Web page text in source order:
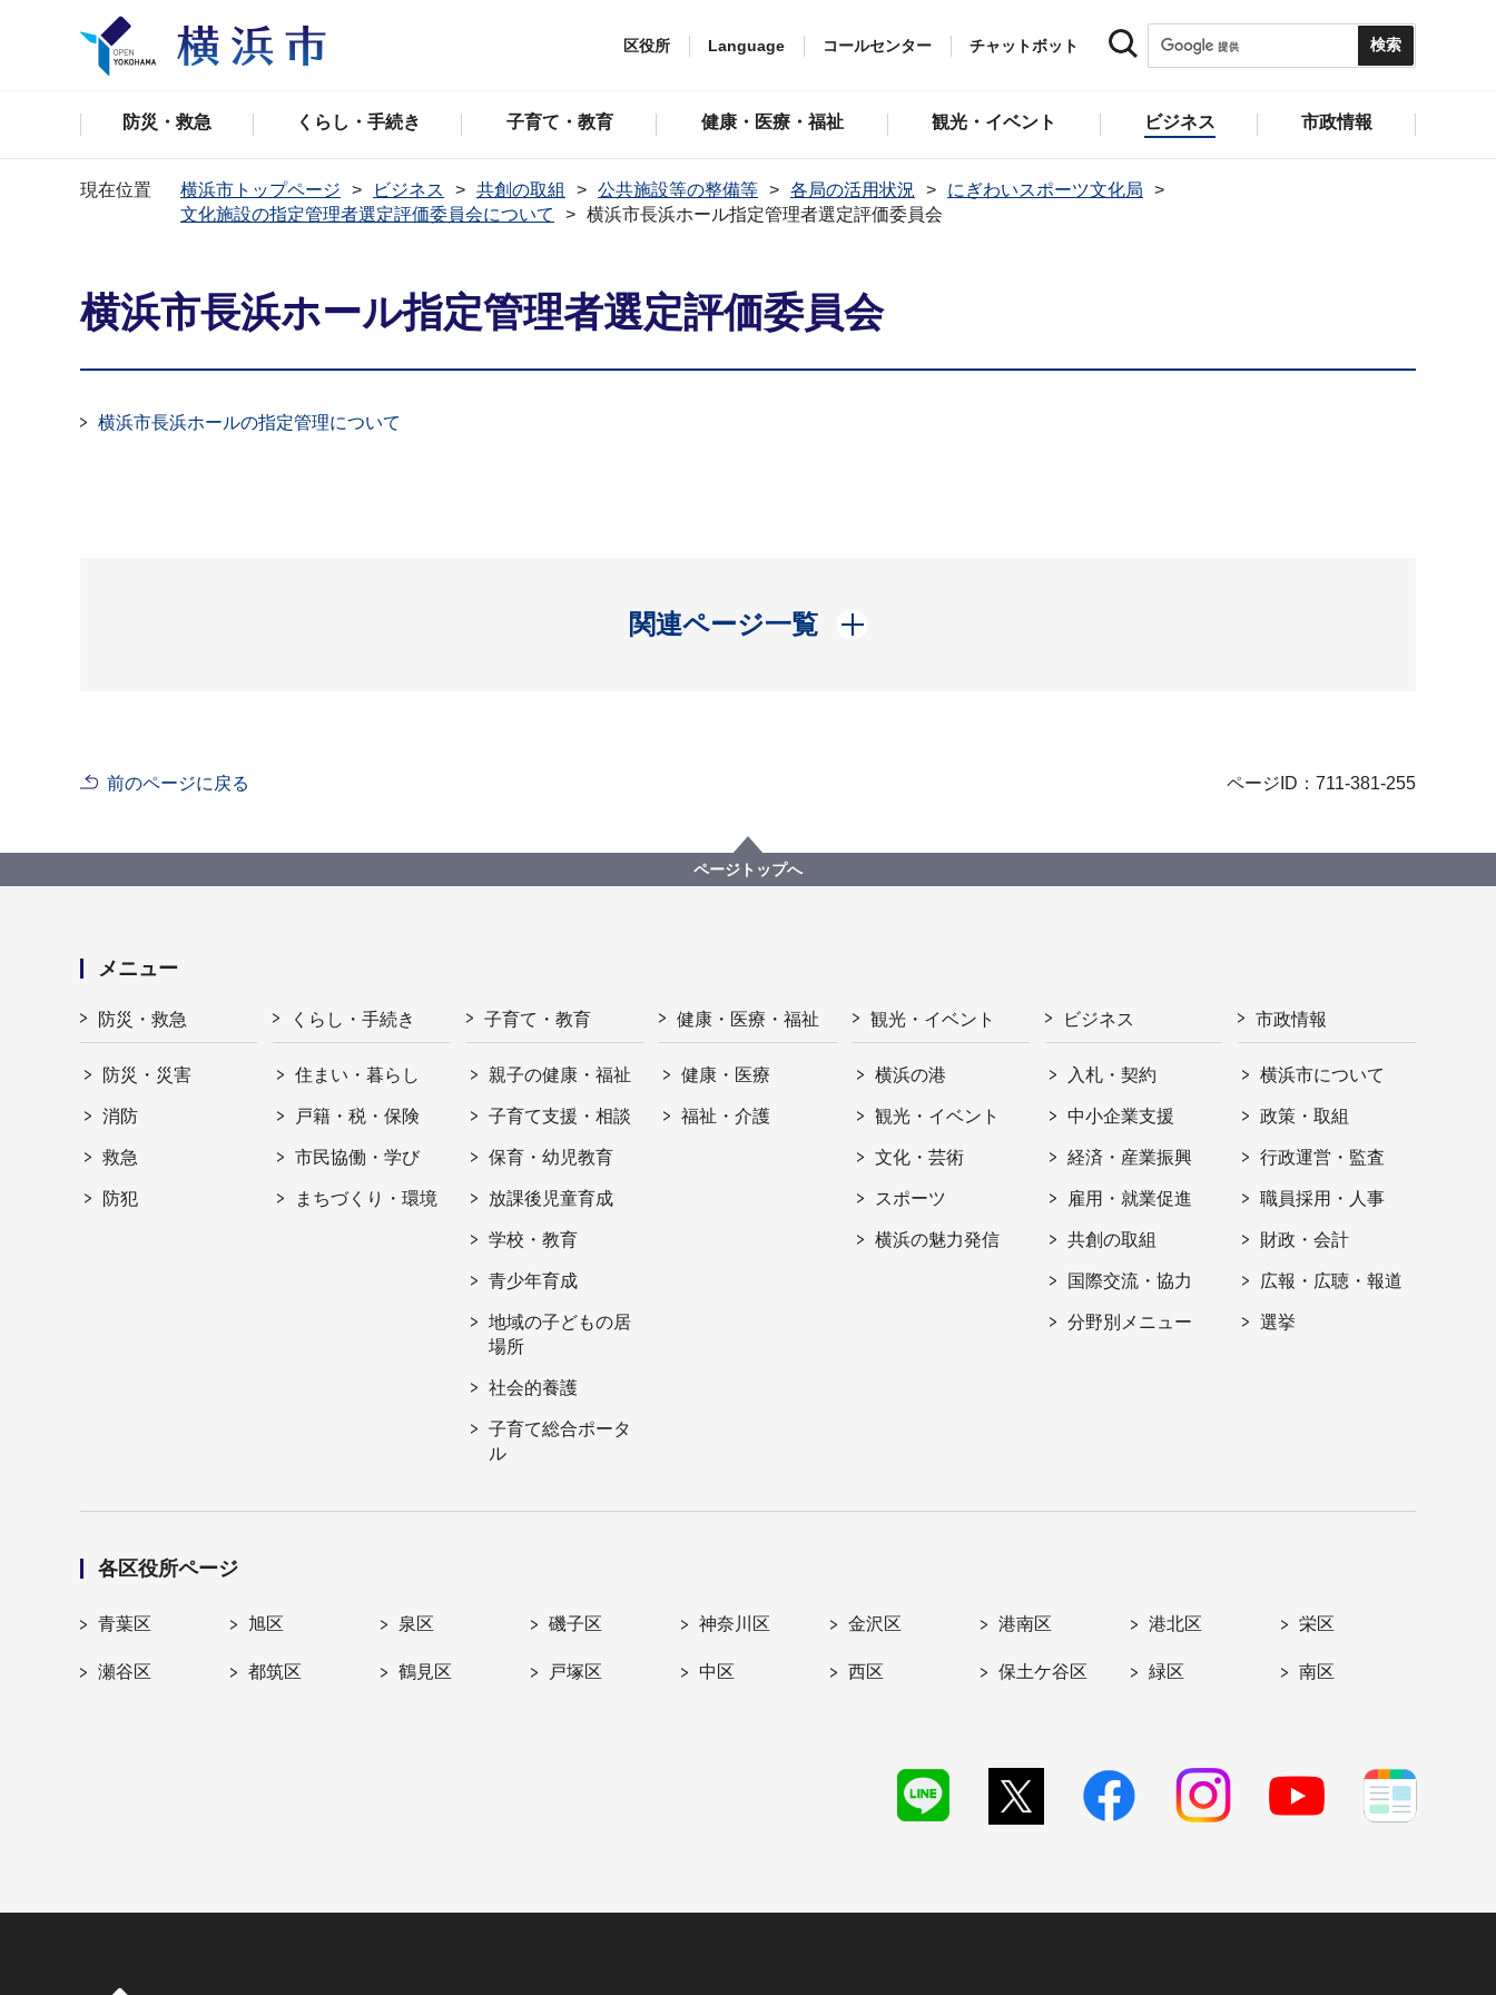
区役所 Language コールセンター チャットボット
防災・救急 くらし・手続き 子育て・教育 健康・医療・福祉 観光・イベント ビジネス 市政情報
現在位置 横浜市トップページ ビジネス 共創の取組 公共施設等の整備等 各局の活用状況
にぎわいスポーツ文化局
文化施設の指定管理者選定評価委員会について
横浜市長浜ホール指定管理者選定評価委員会
横浜市長浜ホール指定管理者選定評価委員会
横浜市長浜ホールの指定管理について
関連ページ一覧
開く
前のページに戻る ページID：711-381-255
ページトップへ
メニュー
防災・救急
防災・災害
消防
救急
防犯
くらし・手続き
住まい・暮らし
戸籍・税・保険
市民協働・学び
まちづくり・環境
子育て・教育
親子の健康・福祉
子育て支援・相談
保育・幼児教育
放課後児童育成
学校・教育
青少年育成
地域の子どもの居
場所
社会的養護
子育て総合ポータ
ル
健康・医療・福祉
健康・医療
福祉・介護
観光・イベント
横浜の港
観光・イベント
文化・芸術
スポーツ
横浜の魅力発信
ビジネス
入札・契約
中小企業支援
経済・産業振興
雇用・就業促進
共創の取組
国際交流・協力
分野別メニュー
市政情報
横浜市について
政策・取組
行政運営・監査
職員採用・人事
財政・会計
広報・広聴・報道
選挙
各区役所ページ
青葉区 旭区 泉区 磯子区 神奈川区 金沢区 港南区 港北区 栄区
瀬谷区 都筑区 鶴見区 戸塚区 中区 西区 保土ケ谷区 緑区 南区